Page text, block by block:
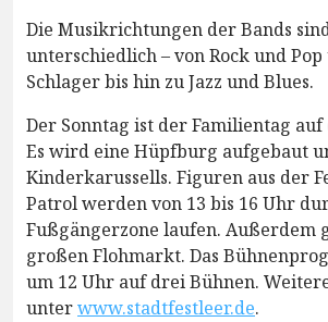
Die Musikrichtungen der Bands
unterschiedlich – von Rock und
Schlager bis hin zu Jazz und Blues.
Der Sonntag ist der Familientag auf
Es wird eine Hüpfburg aufgebaut
Kinderkarussells. Figuren aus der
Patrol werden von 13 bis 16 Uhr
Fußgängerzone laufen. Außerdem
großen Flohmarkt. Das
um 12 Uhr auf drei Bühnen.
unterwww.stadtfestleer.de.